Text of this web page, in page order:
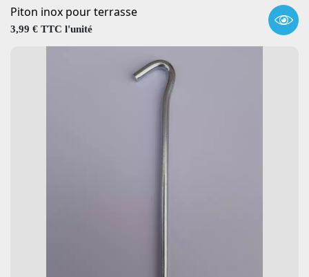
Piton inox pour terrasse
Prix
3,99 € TTC l'unité